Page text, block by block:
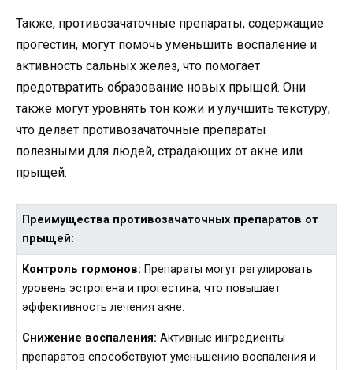
Также, противозачаточные препараты, содержащие
прогестин, могут помочь уменьшить воспаление и
активность сальных желез, что помогает
предотвратить образование новых прыщей. Они
также могут уровнять тон кожи и улучшить текстуру,
что делает противозачаточные препараты
полезными для людей, страдающих от акне или
прыщей.
Преимущества противозачаточных препаратов от
прыщей:
Контроль гормонов: Препараты могут регулировать
уровень эстрогена и прогестина, что повышает
эффективность лечения акне.
Снижение воспаления: Активные ингредиенты
препаратов способствуют уменьшению воспаления и